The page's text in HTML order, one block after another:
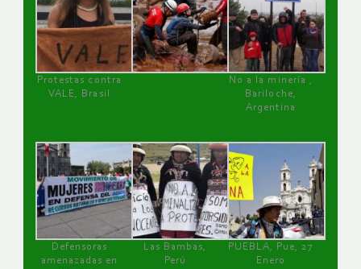
Protestas contra
VALE, Brasil
No a la minería ,
Bariloche,
Argentina
Defensoras
amenazadas en
Las Bambas,
Perú
PUEBLA, Pue, 27
Enero